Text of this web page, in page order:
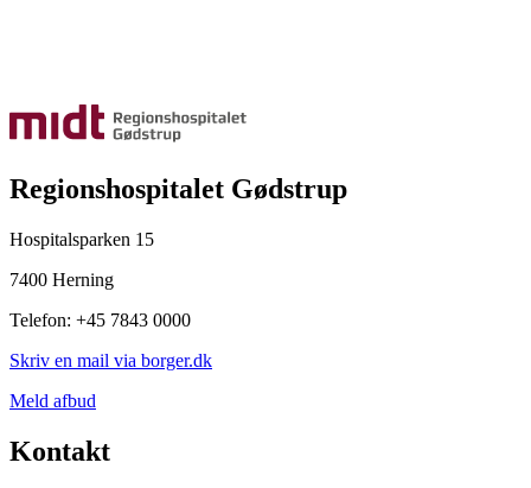
Regionshospitalet Gødstrup
Hospitalsparken 15
7400 Herning
Telefon: +45 7843 0000
Skriv en mail via borger.dk
Meld afbud
Kontakt